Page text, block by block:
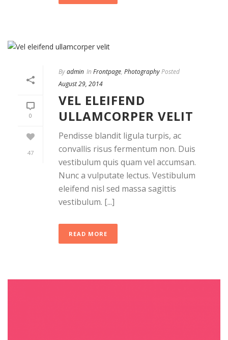
0
47
Byadmin In Frontpage, PhotographyPosted
August 29, 2014
VEL ELEIFEND
ULLAMCORPER VELIT
Pendisse blandit ligula turpis, ac
convallis risus fermentum non. Duis
vestibulum quis quam vel accumsan.
Nunc a vulputate lectus. Vestibulum
eleifend nisl sed massa sagittis
vestibulum. [...]
READ MORE